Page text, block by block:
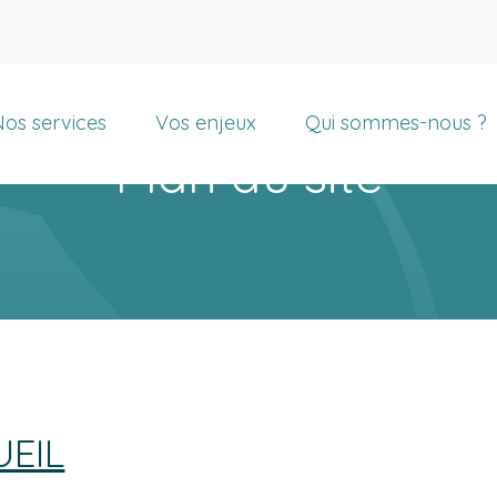
services Vos enjeux Qui sommes-nous ?
Plan du site